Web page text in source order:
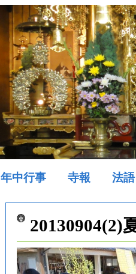
年中行事 寺報 法語
20130904(2)